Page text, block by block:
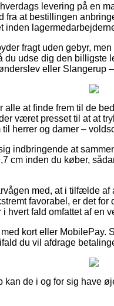
levering på en
fra at bestillingen
inden
fragt uden gebyr,
du udse dig den
eller Slangerup
alle at finde frem til de
været presset til at at
herrer og damer –
indbringende at
cm inden du køber,
med, at i tilfælde af
favorabel, er det
hvert fald omfattet af en
kort eller MobilePay.
du vil afdrage
de i og for sig have